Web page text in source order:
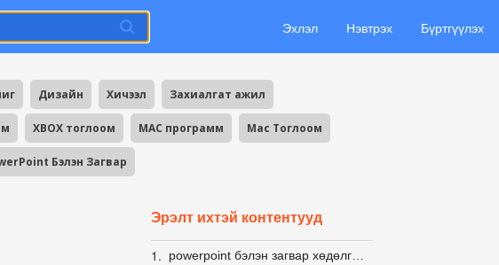
Эхлэл Нэвтрэх Бүртгүүлэх
Дизайн Хичээл Захиалгат ажил
XBOX тоглоом MAC программ Mac Тоглоом
Бэлэн Загвар
Эрэлт ихтэй контентууд
1.